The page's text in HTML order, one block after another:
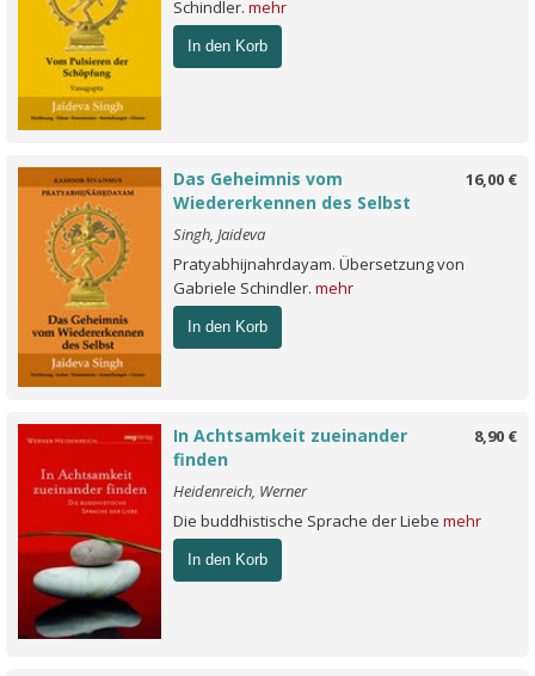
Schindler. mehr
In den Korb
16,00 €
Das Geheimnis vom
Wiedererkennen des Selbst
Singh, Jaideva
Pratyabhijnahrdayam. Übersetzung von
Gabriele Schindler. mehr
In den Korb
8,90 €
In Achtsamkeit zueinander
finden
Heidenreich, Werner
Die buddhistische Sprache der Liebe mehr
In den Korb